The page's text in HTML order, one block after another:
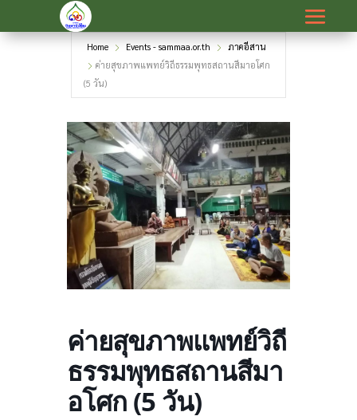
Home Events - sammaa.or.th
ภาคอีสาน
ค่ายสุขภาพแพทย์วิถีธรรมพุทธสถานสีมาอโศก
(5 วัน)
ค่ายสุขภาพแพทย์วิถี
ธรรมพุทธสถานสีมา
อโศก (5 วัน)